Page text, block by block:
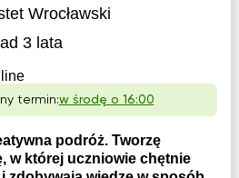
Wrocławski
3 lata
termin:w środę o 16:00
podróż. Tworzę
w której uczniowie chętnie